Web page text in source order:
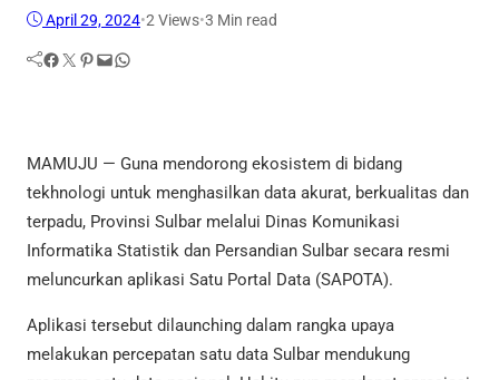
April 29, 2024•2 Views•3 Min read
Facebook Twitter Pinterest Mail WhatsApp
MAMUJU — Guna mendorong ekosistem di bidang
tekhnologi untuk menghasilkan data akurat, berkualitas dan
terpadu, Provinsi Sulbar melalui Dinas Komunikasi
Informatika Statistik dan Persandian Sulbar secara resmi
meluncurkan aplikasi Satu Portal Data (SAPOTA).
Aplikasi tersebut dilaunching dalam rangka upaya
melakukan percepatan satu data Sulbar mendukung